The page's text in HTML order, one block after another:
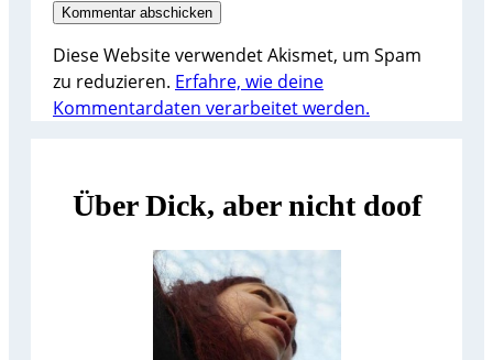
Diese Website verwendet Akismet, um Spam
zu reduzieren. Erfahre, wie deine
Kommentardaten verarbeitet werden.
Über Dick, aber nicht doof